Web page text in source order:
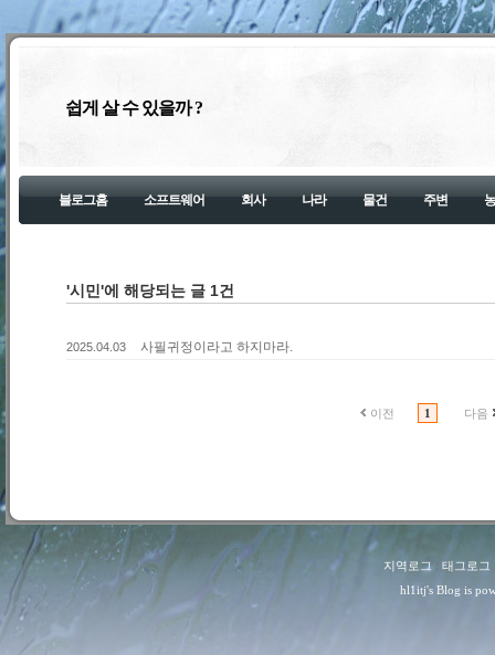
쉽게 살 수 있을까 ?
블로그홈 소프트웨어 회사 나라 물건 주변
'시민'에 해당되는 글 1건
2025.04.03 사필귀정이라고 하지마라.
이전 1 다음
지역로그: 태그로그
hl1itj's Blog is